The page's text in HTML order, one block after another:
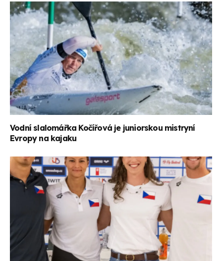
Vodní slalomářka Kočířová je juniorskou mistryní
Evropy na kajaku